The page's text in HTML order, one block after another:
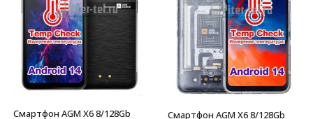
Смартфон AGM X6 8/128Gb Смартфон AGM X6 8/128Gb